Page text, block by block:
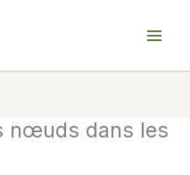
nœuds dans les